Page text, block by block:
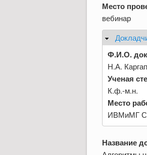
Место
вебинар
Скрыть
Ф.И.О.
Н.А.
Ученая
К.ф.-м.н.
Место
ИВМиМГ
Название